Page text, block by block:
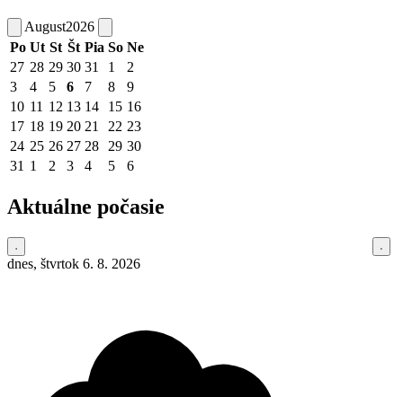
August2026
Po Ut St Št Pia So Ne
27 28 29 30 31 1
2
3
4 5 6 7 8
9
10 11 12 13 14 15 16
17 18 19 20 21 22 23
24 25 26 27 28 29 30
31 1 2 3 4 5 6
Aktuálne počasie
dnes, štvrtok 6. 8. 2026